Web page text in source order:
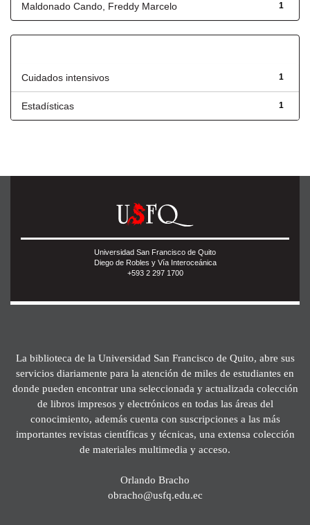
1
Maldonado Cando, Freddy Marcelo
1
Cuidados intensivos
1
Estadísticas
Universidad San Francisco de Quito
Diego de Robles y Vía Interoceánica
+593 2 297 1700
La biblioteca de la Universidad San Francisco de Quito, abre sus
servicios diariamente para la atención de miles de estudiantes en
donde pueden encontrar una seleccionada y actualizada colección
de libros impresos y electrónicos en todas las áreas del
conocimiento, además cuenta con suscripciones a las más
importantes revistas científicas y técnicas, una extensa colección
de materiales multimedia y acceso.
Orlando Bracho
obracho@usfq.edu.ec